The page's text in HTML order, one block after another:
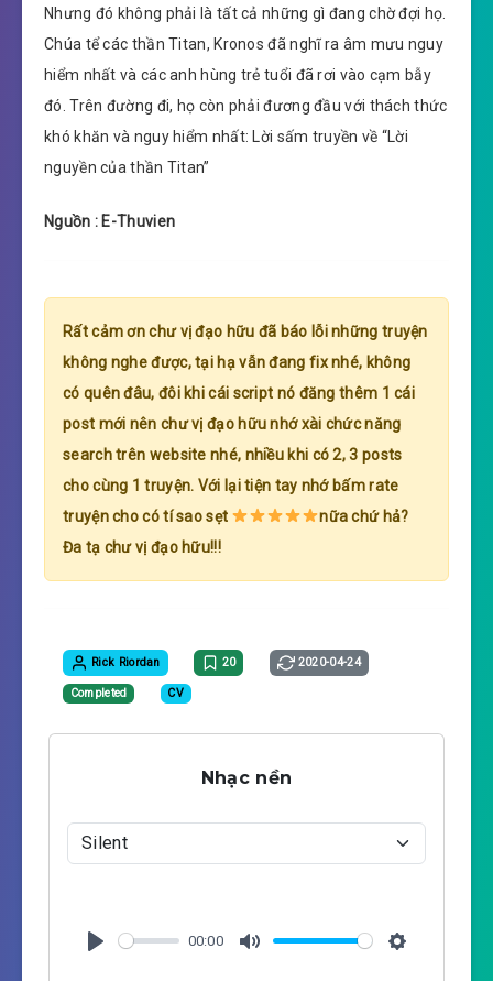
Nhưng đó không phải là tất cả những gì đang chờ đợi họ.
Chúa tể các thần Titan, Kronos đã nghĩ ra âm mưu nguy
hiểm nhất và các anh hùng trẻ tuổi đã rơi vào cạm bẫy
đó. Trên đường đi, họ còn phải đương đầu với thách thức
khó khăn và nguy hiểm nhất: Lời sấm truyền về “Lời
nguyền của thần Titan”
Nguồn : E-Thuvien
Rất cảm ơn chư vị đạo hữu đã báo lỗi những truyện
không nghe được, tại hạ vẫn đang fix nhé, không
có quên đâu, đôi khi cái script nó đăng thêm 1 cái
post mới nên chư vị đạo hữu nhớ xài chức năng
search trên website nhé, nhiều khi có 2, 3 posts
cho cùng 1 truyện. Với lại tiện tay nhớ bấm rate
truyện cho có tí sao sẹt
nữa chứ hả?
Đa tạ chư vị đạo hữu!!!
Rick Riordan 20 2020-04-24
Completed CV
Nhạc nền
00:00